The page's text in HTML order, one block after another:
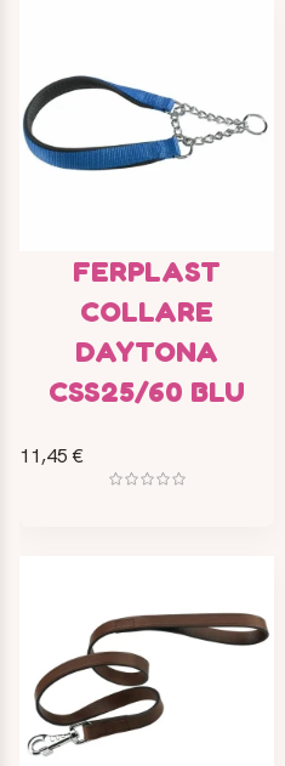
FERPLAST
COLLARE
DAYTONA
CSS25/60 BLU
11,45 €